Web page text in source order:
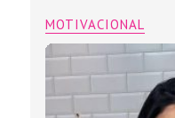
MOTIVACIONAL